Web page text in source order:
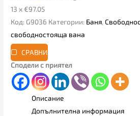
13 x €97.05
Код: G9036 Категории: Баня,
свободностояща вана
СРАВНИ
Сподели с приятел
Описание
Допълнителна информация